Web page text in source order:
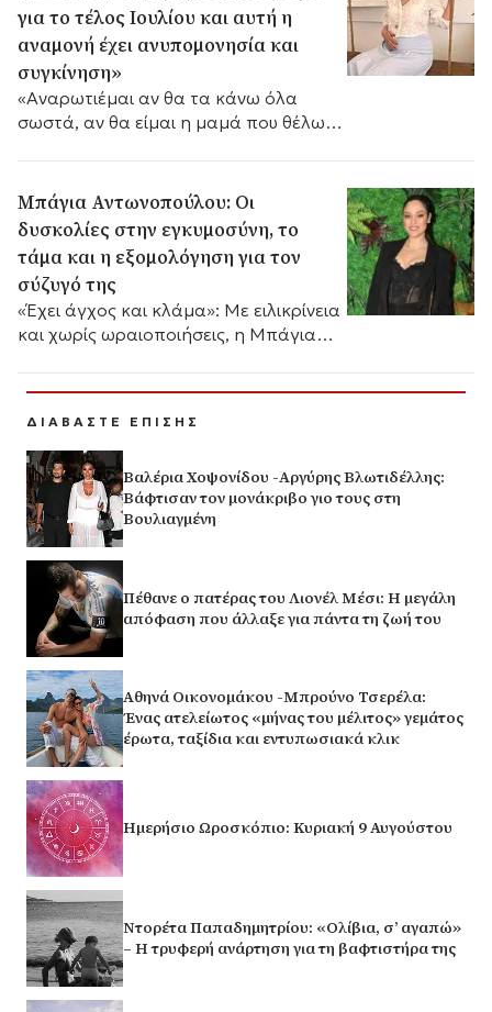
για το τέλος Ιουλίου και αυτή η
αναμονή έχει ανυπομονησία και
συγκίνηση»
«Αναρωτιέμαι αν θα τα κάνω όλα
σωστά, αν θα είμαι η μαμά που θέλω
στο HELLO.GR
Μπάγια Αντωνοπούλου: Οι
δυσκολίες στην εγκυμοσύνη, το
τάμα και η εξομολόγηση για τον
σύζυγό της
«Έχει άγχος και κλάμα»: Με ειλικρίνεια
και χωρίς ωραιοποιήσεις, η Μπάγια
ΔΙΑΒΑΣΤΕ ΕΠΙΣΗΣ
Βαλέρια Χοψονίδου -Αργύρης Βλωτιδέλλης:
Βάφτισαν τον μονάκριβο γιο τους στη
Βουλιαγμένη
Πέθανε ο πατέρας του Λιονέλ Μέσι: Η μεγάλη
απόφαση που άλλαξε για πάντα τη ζωή του
Αθηνά Οικονομάκου -Μπρούνο Τσερέλα:
Ένας ατελείωτος «μήνας του μέλιτος» γεμάτος
έρωτα, ταξίδια και εντυπωσιακά κλικ
Ημερήσιο Ωροσκόπιο: Κυριακή 9 Αυγούστου
Ντορέτα Παπαδημητρίου: «Ολίβια, σ’ αγαπώ»
– Η τρυφερή ανάρτηση για τη βαφτιστήρα της